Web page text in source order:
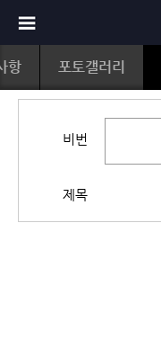
항 포토갤러리
비번
제목